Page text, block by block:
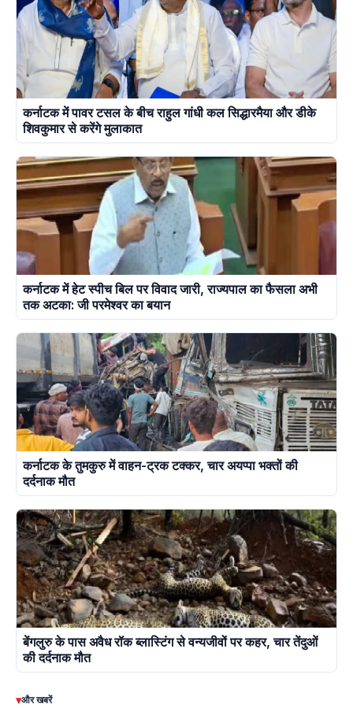
कर्नाटक में पावर टसल के बीच राहुल गांधी कल सिद्धारमैया और डीके
शिवकुमार से करेंगे मुलाकात
कर्नाटक में हेट स्पीच बिल पर विवाद जारी, राज्यपाल का फैसला अभी
तक अटका: जी परमेश्वर का बयान
कर्नाटक के तुमकुरु में वाहन-ट्रक टक्कर, चार अयप्पा भक्तों की
दर्दनाक मौत
बेंगलुरु के पास अवैध रॉक ब्लास्टिंग से वन्यजीवों पर कहर, चार तेंदुओं
की दर्दनाक मौत
▾और खबरें